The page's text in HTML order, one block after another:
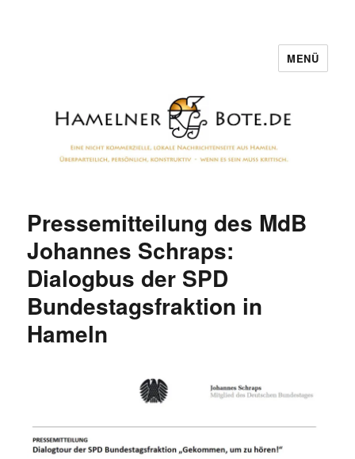
MENÜ
Pressemitteilung des MdB
Johannes Schraps:
Dialogbus der SPD
Bundestagsfraktion in
Hameln